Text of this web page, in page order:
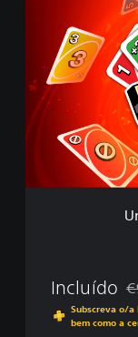
t
n
d
Incluído
Subscreva o/a
bem como a